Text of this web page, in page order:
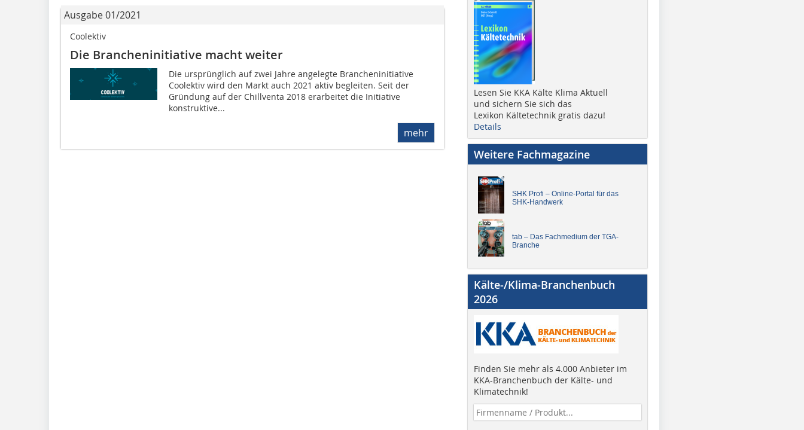
Ausgabe 01/2021
Coolektiv
Die Brancheninitiative macht weiter
Die ursprünglich auf zwei Jahre angelegte Brancheninitiative
Coolektiv wird den Markt auch 2021 aktiv begleiten. Seit der
Gründung auf der Chillventa 2018 erarbeitet die Initiative
konstruktive...
mehr
Lesen Sie KKA Kälte Klima Aktuell
und sichern Sie sich das
Lexikon Kältetechnik gratis dazu!
Details
Weitere Fachmagazine
SHK Profi – Online-Portal für das
SHK-Handwerk
tab – Das Fachmedium der TGA-
Branche
Kälte-/Klima-Branchenbuch
2026
Finden Sie mehr als 4.000 Anbieter im
KKA-Branchenbuch der Kälte- und
Klimatechnik!